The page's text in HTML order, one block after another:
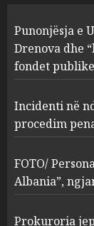
2
3
Punonjësja e
Drenova dhe
fondet
Incidenti në
procedim
FOTO/
Albania”,
Prokuroria